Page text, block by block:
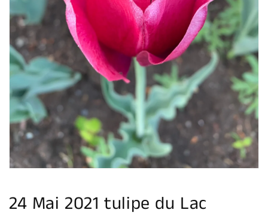
Ouvrir
1
des
supports
multimédia
dans
la
vue
galerie
24 Mai 2021 tulipe du Lac